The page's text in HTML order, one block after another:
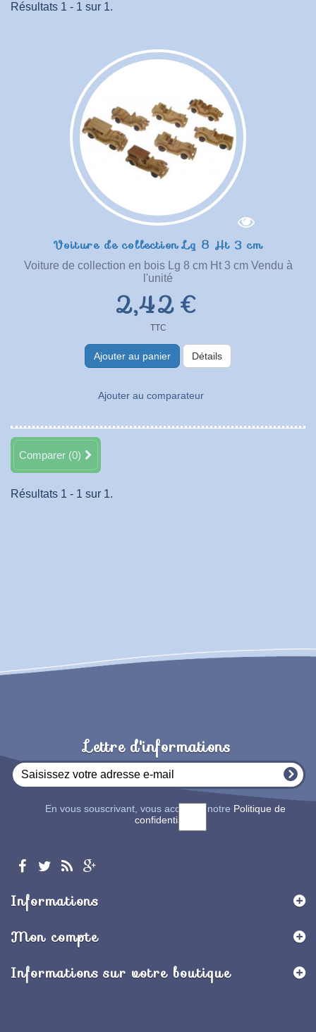
Résultats 1 - 1 sur 1.
Voiture de collection Lg 8 Ht 3 cm
Voiture de collection en bois Lg 8 cm Ht 3 cm Vendu à
l'unité
2,42 €
TTC
Ajouter au panier Détails
Ajouter au comparateur
Comparer (0)
Résultats 1 - 1 sur 1.
Lettre d'informations
En vous souscrivant, vous acceptez notre Politique de
confidentialité
Informations
Mon compte
Informations sur votre boutique